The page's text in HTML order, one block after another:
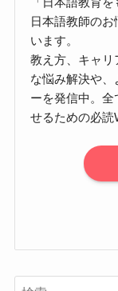
日本語教師の
います。
教え方、キャリ
な悩み解決や
ーを発信中。全
せるための必読